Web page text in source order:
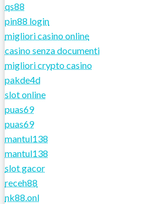
qs88
pin88 login
migliori casino online
casino senza documenti
migliori crypto casino
pakde4d
slot online
puas69
puas69
mantul138
mantul138
slot gacor
receh88
nk88.onl